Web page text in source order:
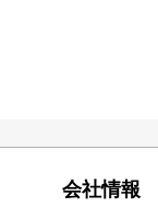
会社情報